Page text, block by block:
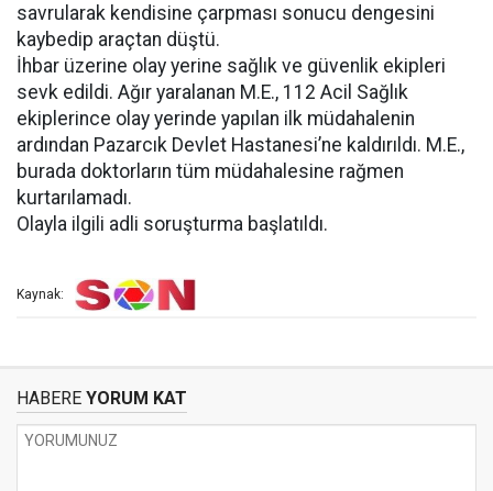
savrularak kendisine çarpması sonucu dengesini
kaybedip araçtan düştü.
İhbar üzerine olay yerine sağlık ve güvenlik ekipleri
sevk edildi. Ağır yaralanan M.E., 112 Acil Sağlık
ekiplerince olay yerinde yapılan ilk müdahalenin
ardından Pazarcık Devlet Hastanesi’ne kaldırıldı. M.E.,
burada doktorların tüm müdahalesine rağmen
kurtarılamadı.
Olayla ilgili adli soruşturma başlatıldı.
Kaynak:
HABERE YORUM KAT